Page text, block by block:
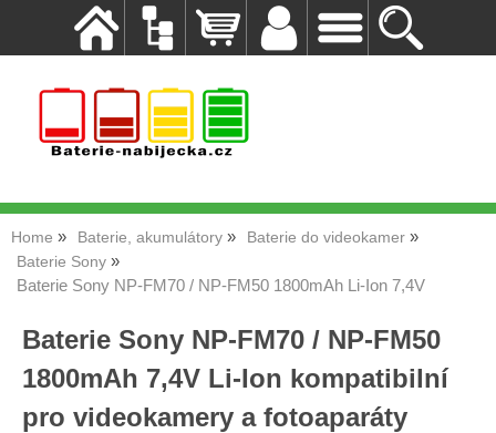
Home Baterie, akumulátory
Baterie do videokamer
Baterie Sony
Baterie Sony NP-FM70 / NP-FM50 1800mAh Li-Ion 7,4V
Baterie Sony NP-FM70 / NP-FM50
1800mAh 7,4V Li-Ion kompatibilní
pro videokamery a fotoaparáty